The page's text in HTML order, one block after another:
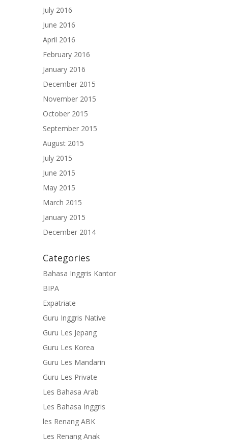
July 2016
June 2016
April 2016
February 2016
January 2016
December 2015
November 2015
October 2015
September 2015
August 2015
July 2015
June 2015
May 2015
March 2015
January 2015
December 2014
Categories
Bahasa Inggris Kantor
BIPA
Expatriate
Guru Inggris Native
Guru Les Jepang
Guru Les Korea
Guru Les Mandarin
Guru Les Private
Les Bahasa Arab
Les Bahasa Inggris
les Renang ABK
Les Renang Anak